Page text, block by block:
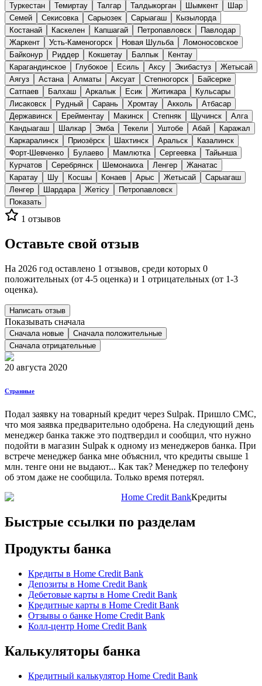
Туркестан
Темиртау Талгар Талдыкорган Шымкент
Шар
Семей
Секисовка Сарыозек Сарыагаш
Кызылорда
Костанай
Каскелен Капшагай Петропавловск
Павлодар
Жаркент
Усть-Каменогорск Новая Шульба
Ломоносовское
Байконур
Риддер Кокшетау Балпык
Кентау
Карагандинское
Глубокое Есиль Аксу Экибастуз
Жетысай
Аягуз
Астана Алматы Аксуат Степногорск
Байсерке
Сатпаев
Балхаш Аркалык Есик Житикара
Кульсары
Лисаковск
Рудный Сарань Хромтау Акколь
Атбасар
Державинск
Ерейментау Макинск Степняк Щучинск
Алга
Кандыагаш
Шалкар Эмба Текели Уштобе Абай
Каражал
Каркаралинск
Приозёрск Шахтинск Аральск
Казалинск
Форт-Шевченко
Булаево Мамлютка Сергеевка
Тайынша
Курчатов
Серебрянск Шемонаиха Ленгер
Жанатас
Каратау
Шу Косшы Конаев Арыс Жетысай
Сарыагаш
Ленгер
Шардара Жетісу
Петропавловск
Показать
1 отзывов
Оставьте свой отзыв
На 2026 год оставлено 1 отзывов, среди которых 0
положительных (от 4-5 оценка) и 1 отрицательных (от 1-3
оценка).
Написать отзыв
Показывать сначала
Сначала новые
Сначала положительные
Сначала отрицательные
20 августа 2020
Странные
Подал заявку на товарный кредит через Sulpak. Пришло СМС,
что моя заявка предварительно одобрена. На следующий день
менеджер банка также это подтвердил и сообщил, что нужно
подойти в магазин Sulpak к одному из менеджеров банка. При
встрече менеджер банка мне объяснил, что кредиты свыше 1
млн. тенге они не выдают... Как так? Менеджер по телефону
об этом даже не сообщила. Только время потерял.
Home Credit BankКредиты
Быстрые ссылки по разделам
Продукты банка
Кредиты в Home Credit Bank
Депозиты в Home Credit Bank
Дебетовые карты в Home Credit Bank
Кредитные карты в Home Credit Bank
Отзывы о банке Home Credit Bank
Колл-центр Home Credit Bank
Калькуляторы банка
Кредитный калькулятор Home Credit Bank